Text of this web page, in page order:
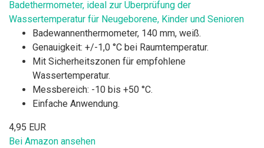
Badethermometer, ideal zur Überprüfung der
Wassertemperatur für Neugeborene, Kinder und Senioren
Badewannenthermometer, 140 mm, weiß.
Genauigkeit: +/-1,0 °C bei Raumtemperatur.
Mit Sicherheitszonen für empfohlene
Wassertemperatur.
Messbereich: -10 bis +50 °C.
Einfache Anwendung.
4,95 EUR
Bei Amazon ansehen